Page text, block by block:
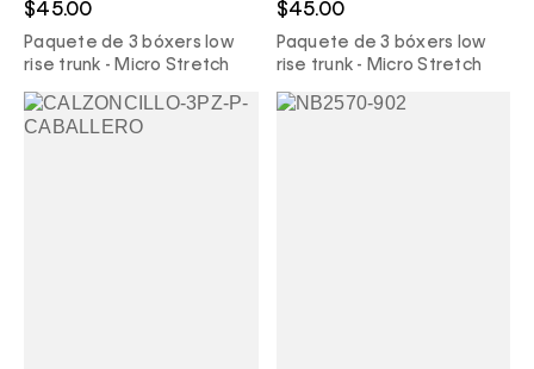
$45.00
Paquete de 3 bóxers low
rise trunk - Micro Stretch
$45.00
Paquete de 3 bóxers low
rise trunk - Micro Stretch